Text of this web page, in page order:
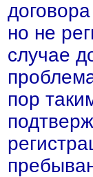
но не
случае
пор